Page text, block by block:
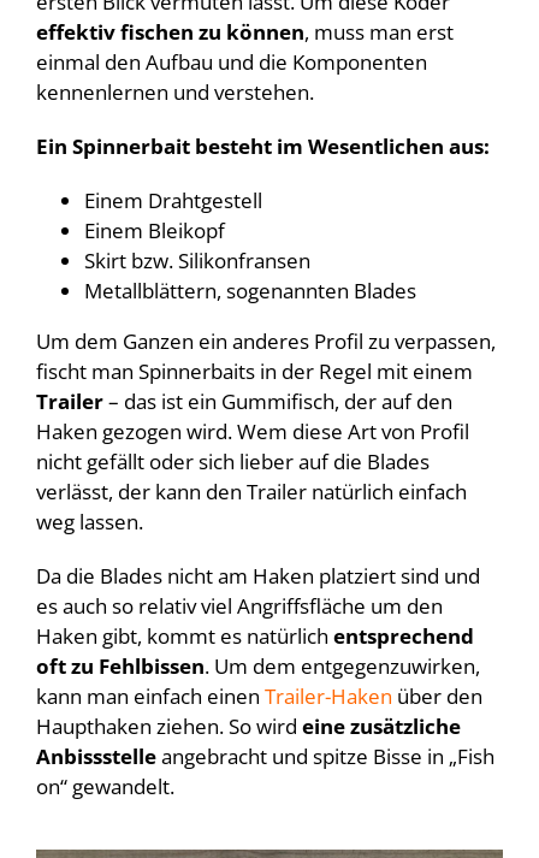
effektiv fischen zu können, muss man erst
einmal den Aufbau und die Komponenten
kennenlernen und verstehen.
Ein Spinnerbait besteht im Wesentlichen aus:
Einem Drahtgestell
Einem Bleikopf
Skirt bzw. Silikonfransen
Metallblättern, sogenannten Blades
Um dem Ganzen ein anderes Profil zu verpassen,
fischt man Spinnerbaits in der Regel mit einem
Trailer– das ist ein Gummifisch, der auf den
Haken gezogen wird. Wem diese Art von Profil
nicht gefällt oder sich lieber auf die Blades
verlässt, der kann den Trailer natürlich einfach
weg lassen.
Da die Blades nicht am Haken platziert sind und
es auch so relativ viel Angriffsfläche um den
Haken gibt, kommt es natürlich entsprechend
oft zu Fehlbissen. Um dem entgegenzuwirken,
kann man einfach einen Trailer-Haken über den
Haupthaken ziehen. So wird eine zusätzliche
Anbissstelleangebracht und spitze Bisse in „Fish
on“ gewandelt.